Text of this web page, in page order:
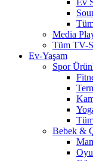
Ev
Media
Tüm TV-
Ev-Yaşam
Spor
Bebek &